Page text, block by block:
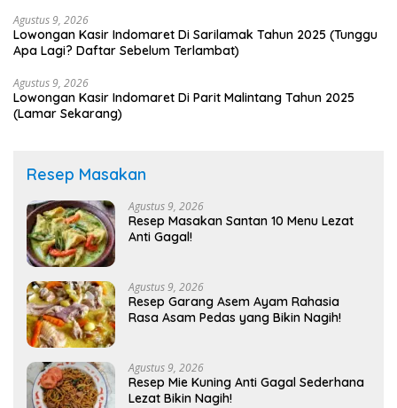
Agustus 9, 2026
Lowongan Kasir Indomaret Di Sarilamak Tahun 2025 (Tunggu
Apa Lagi? Daftar Sebelum Terlambat)
Agustus 9, 2026
Lowongan Kasir Indomaret Di Parit Malintang Tahun 2025
(Lamar Sekarang)
Resep Masakan
Agustus 9, 2026
Resep Masakan Santan 10 Menu Lezat
Anti Gagal!
Agustus 9, 2026
Resep Garang Asem Ayam Rahasia
Rasa Asam Pedas yang Bikin Nagih!
Agustus 9, 2026
Resep Mie Kuning Anti Gagal Sederhana
Lezat Bikin Nagih!